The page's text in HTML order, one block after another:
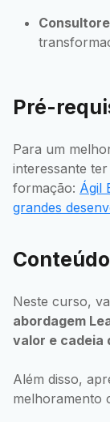
Pré-
Para um
interessante
formação: Ágil
grandes
Conteúdo
Neste curso,
abordagem
valor e cadeia
Além disso,
melhoramento